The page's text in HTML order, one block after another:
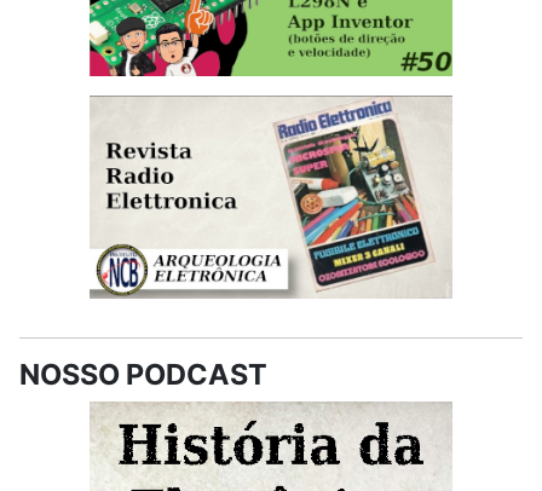
NOSSO PODCAST